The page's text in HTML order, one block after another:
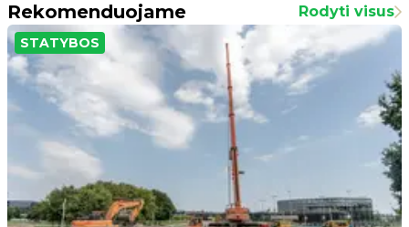
Rekomenduojame Rodyti visus
STATYBOS